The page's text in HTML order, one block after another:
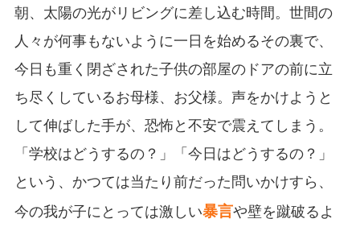
朝、太陽の光がリビングに差し込む時間。世間の
人々が何事もないように一日を始めるその裏で、
今日も重く閉ざされた子供の部屋のドアの前に立
ち尽くしているお母様、お父様。声をかけようと
して伸ばした手が、恐怖と不安で震えてしまう。
「学校はどうするの？」「今日はどうするの？」
という、かつては当たり前だった問いかけすら、
今の我が子にとっては激しい暴言や壁を蹴破るよ